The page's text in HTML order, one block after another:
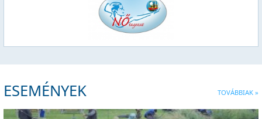
ESEMÉNYEK TOVÁBBIAK »